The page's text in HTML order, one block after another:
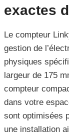
exactes
Le compteur
gestion de
physiques
largeur de 175
compteur
dans votre
sont optimisées
une installation